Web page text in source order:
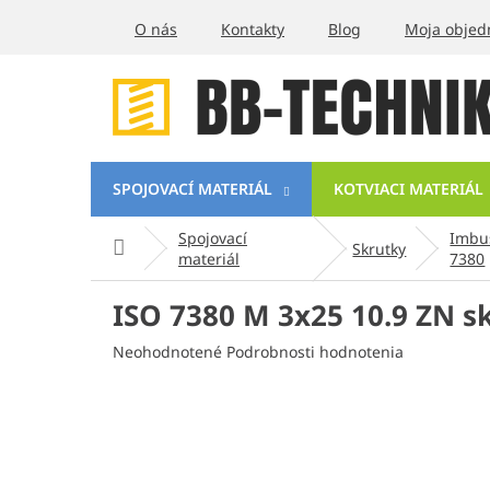
O nás Kontakty Blog Moja
SPOJOVACÍ MATERIÁL KOTVIACI MATERIÁL
DomovSpojovací
materiál
Skrutky
7380
ISO 7380 M 3x25 10.9
Priemerné
Neohodnotené Podrobnosti hodnotenia